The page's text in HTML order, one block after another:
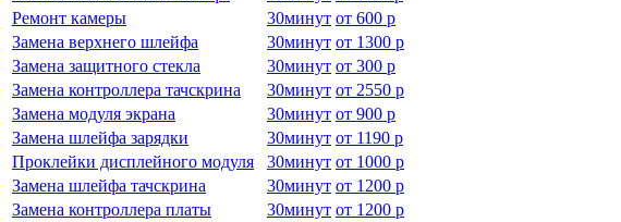
Ремонт камеры
30минут от 600 р
Замена верхнего шлейфа
30минут от 1300 р
Замена защитного стекла
30минут от 300 р
Замена контроллера тачскрина
30минут от 2550 р
Замена модуля экрана
30минут от 900 р
Замена шлейфа зарядки
30минут от 1190 р
Проклейки дисплейного модуля
30минут от 1000 р
Замена шлейфа тачскрина
30минут от 1200 р
Замена контроллера платы
30минут от 1200 р